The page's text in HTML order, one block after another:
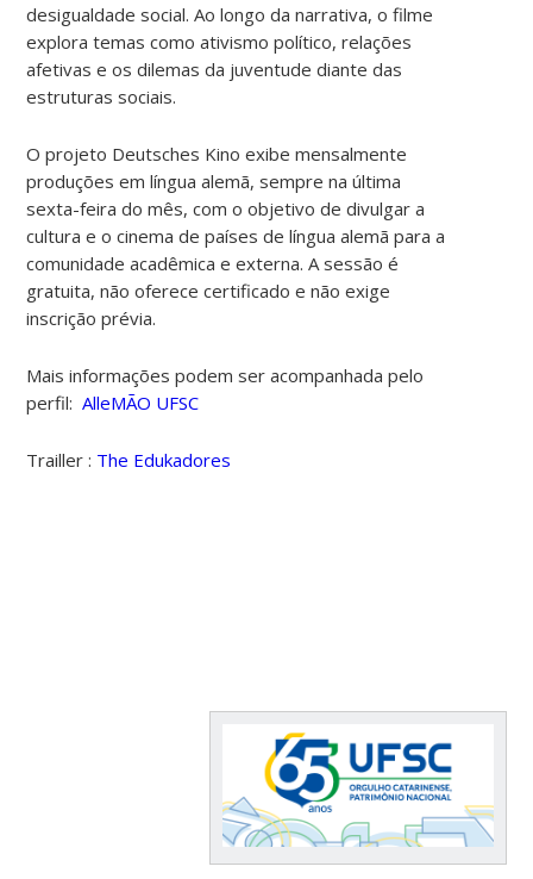
desigualdade social. Ao longo da narrativa, o filme
explora temas como ativismo político, relações
afetivas e os dilemas da juventude diante das
estruturas sociais.
O projeto Deutsches Kino exibe mensalmente
produções em língua alemã, sempre na última
sexta-feira do mês, com o objetivo de divulgar a
cultura e o cinema de países de língua alemã para a
comunidade acadêmica e externa.A sessão é
gratuita, não oferece certificado e não exige
inscrição prévia.
Mais informações podem ser acompanhada pelo
perfil:AlleMÃO UFSC
Trailler : The Edukadores